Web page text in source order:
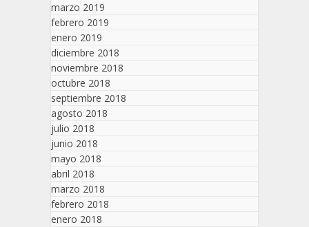
marzo 2019
febrero 2019
enero 2019
diciembre 2018
noviembre 2018
octubre 2018
septiembre 2018
agosto 2018
julio 2018
junio 2018
mayo 2018
abril 2018
marzo 2018
febrero 2018
enero 2018